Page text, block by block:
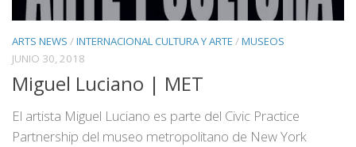
ARTS NEWS /INTERNACIONAL CULTURA Y ARTE /MUSEOS
JUNIO 30, 2018
Miguel Luciano | MET
El artista Miguel Luciano es parte del Civic Practice
Partnership del museo metropolitano de New York